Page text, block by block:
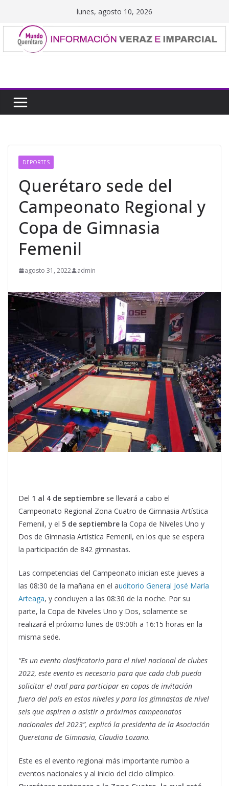
contenido
lunes, agosto 10, 2026
DEPORTES
Querétaro sede del
Campeonato Regional y
Copa de Gimnasia
Femenil
agosto 31, 2022 admin
Del 1 al 4 de septiembre se llevará a cabo el
Campeonato Regional Zona Cuatro de Gimnasia Artística
Femenil, y el 5 de septiembre la Copa de Niveles Uno y
Dos de Gimnasia Artística Femenil, en los que se espera
la participación de 842 gimnastas.
Las competencias del Campeonato inician este jueves a
las 08:30 de la mañana en el auditorio General José María
Arteaga, y concluyen a las 08:30 de la noche. Por su
parte, la Copa de Niveles Uno y Dos, solamente se
realizará el próximo lunes de 09:00h a 16:15 horas en la
misma sede.
“Es un evento clasificatorio para el nivel nacional de clubes
2022, este evento es necesario para que cada club pueda
solicitar el aval para participar en copas de invitación
fuera del país en estos niveles y para los gimnastas de nivel
seis que aspiren a asistir a próximos campeonatos
nacionales del 2023”, explicó la presidenta de la Asociación
Queretana de Gimnasia, Claudia Lozano.
Este es el evento regional más importante rumbo a
eventos nacionales y al inicio del ciclo olímpico.